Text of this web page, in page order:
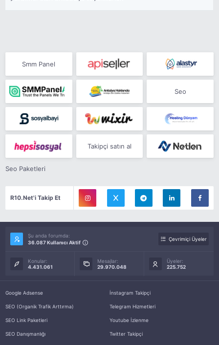
Smm Panel
Seo
Takipçi satın al
Seo Paketleri
R10.Net'i Takip Et
Şu anda forumda:
36.087 Kullanıcı Aktif
Çevrimiçi Üyeler
Konular:
4.431.061
Mesajlar:
29.970.048
Üyeler:
225.752
Google Adsense
SEO (Organik Trafik Arttırma)
SEO Link Paketleri
SEO Danışmanlığı
İnstagram Takipçi
Telegram Hizmetleri
Youtube İzlenme
Twitter Takipçi